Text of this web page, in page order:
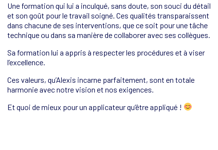
Une formation qui lui a inculqué, sans doute, son souci du détail
et son goût pour le travail soigné. Ces qualités transparaissent
dans chacune de ses interventions, que ce soit pour une tâche
technique ou dans sa manière de collaborer avec ses collègues.
Sa formation lui a appris à respecter les procédures et à viser
l’excellence.
Ces valeurs, qu’Alexis incarne parfaitement, sont en totale
harmonie avec notre vision et nos exigences.
Et quoi de mieux pour un applicateur qu’être appliqué !